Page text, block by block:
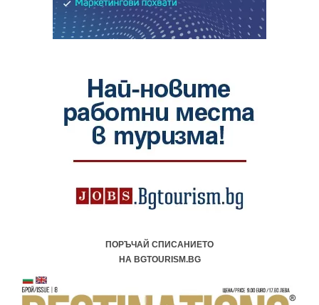
ПОРЪЧАЙ СПИСАНИЕТО
НА BGTOURISM.BG